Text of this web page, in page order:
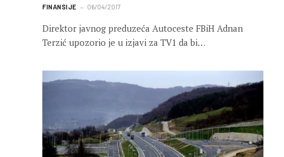
FINANSIJE 06/04/2017
Direktor javnog preduzeća Autoceste FBiH Adnan
Terzić upozorio je u izjavi za TV1 da bi…